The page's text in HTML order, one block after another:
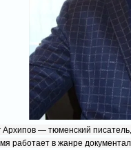
Архипов — тюменский
работает в жанре